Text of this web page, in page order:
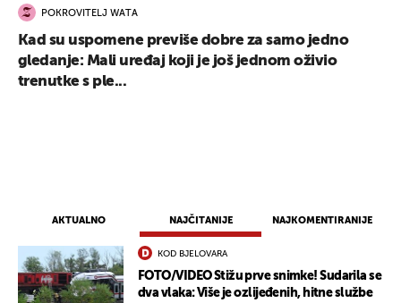
AKTUALNO NAJČITANIJE NAJKOMENTIRANIJE
KOD BJELOVARA
FOTO/VIDEO Stižu prve snimke! Sudarila se
dva vlaka: Više je ozlijeđenih, hitne službe
POKROVITELJ WATA
Kad su uspomene previše dobre za samo jedno
gledanje: Mali uređaj koji je još jednom oživio
trenutke s ple...